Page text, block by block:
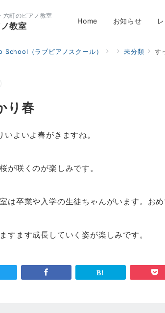
六町のピアノ教室
教室
Home お知らせ
School（ラブピアノスクール） 未分類 す
り春
いよいよ春がきますね。
が咲くのが楽しみです。
は卒業や入学の生徒ちゃんがいます。お
すます成長していく姿が楽しみです。